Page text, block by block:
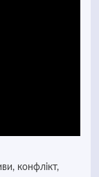
, конфлікт,